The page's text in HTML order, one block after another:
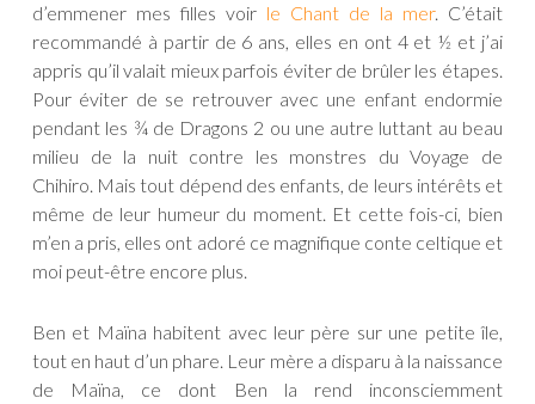
d’emmener mes filles voir le Chant de la mer. C’était
recommandé à partir de 6 ans, elles en ont 4 et ½ et j’ai
appris qu’il valait mieux parfois éviter de brûler les étapes.
Pour éviter de se retrouver avec une enfant endormie
pendant les ¾ de Dragons 2 ou une autre luttant au beau
milieu de la nuit contre les monstres du Voyage de
Chihiro. Mais tout dépend des enfants, de leurs intérêts et
même de leur humeur du moment. Et cette fois-ci, bien
m’en a pris, elles ont adoré ce magnifique conte celtique et
moi peut-être encore plus.
Ben et Maïna habitent avec leur père sur une petite île,
tout en haut d’un phare. Leur mère a disparu à la naissance
de Maïna, ce dont Ben la rend inconsciemment